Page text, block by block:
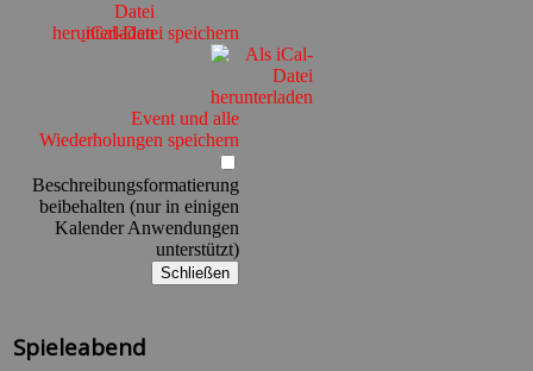
iCal-Datei speichern
Event und alle
Wiederholungen speichern
Beschreibungsformatierung
beibehalten (nur in einigen
Kalender Anwendungen
unterstützt)
Schließen
Spieleabend